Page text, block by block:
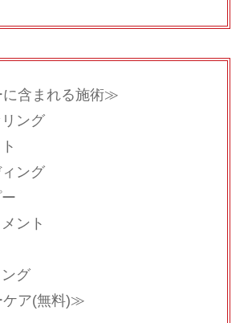
含まれる施術≫
ング
ング
ント
グ
ア(無料)≫